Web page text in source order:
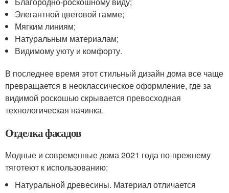
Элегантной цветовой гамме;
Мягким линиям;
Натуральным материалам;
Видимому уюту и комфорту.
В последнее время этот стильный дизайн дома все чаще
превращается в неоклассическое оформление, где за
видимой роскошью скрывается превосходная
технологическая начинка.
Отделка фасадов
Модные и современные дома 2021 года по-прежнему
тяготеют к использованию:
Натуральной древесины. Материал отличается